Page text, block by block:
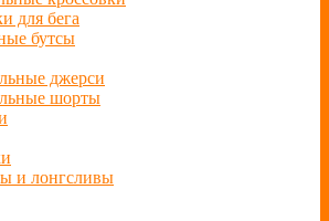
для бега
бутсы
джерси
шорты
и лонгсливы